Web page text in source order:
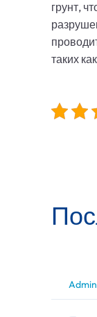
грунт,
таких
Admin